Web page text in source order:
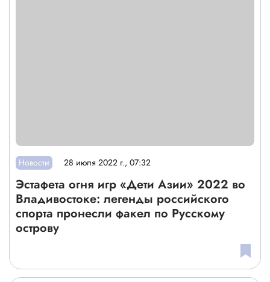
Новости 28 июля 2022 г., 07:32
Эстафета огня игр «Дети Азии» 2022 во
Владивостоке: легенды российского
спорта пронесли факел по Русскому
острову